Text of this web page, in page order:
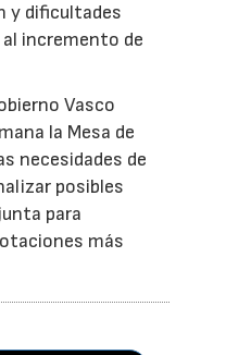
y dificultades
incremento de
Vasco
la Mesa de
necesidades de
posibles
para
más